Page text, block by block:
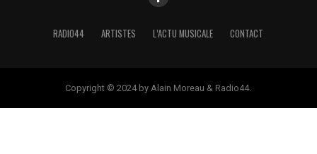
RADIO44 ARTISTES L’ACTU MUSICALE CONTACT
Copyright © 2024 by Alain Moreau & Radio44.